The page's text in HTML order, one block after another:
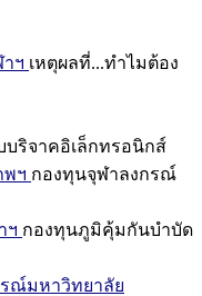
ฯ เหตุผลที่...ทำไมต้อง
บริจาคอิเล็กทรอนิกส์
พฯ กองทุนจุฬาลงกรณ์
ฯ กองทุนภูมิคุ้มกันบำบัด
รณ์มหาวิทยาลัย